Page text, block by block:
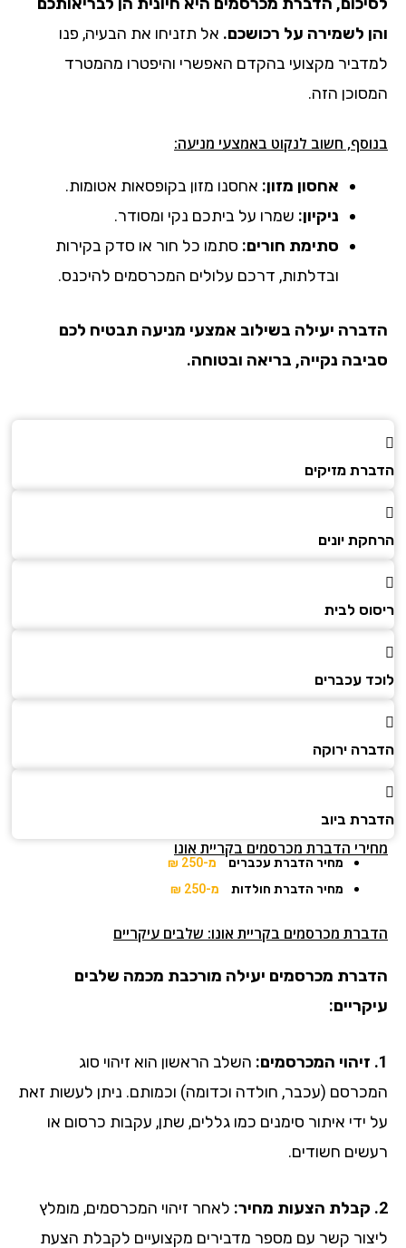
והן לשמירה על רכושכם. אל תזניחו את הבעיה, פנו
למדביר מקצועי בהקדם האפשרי והיפטרו מהמטרד
המסוכן הזה.
בנוסף, חשוב לנקוט באמצעי מניעה:
אחסון מזון: אחסנו מזון בקופסאות אטומות.
ניקיון: שמרו על ביתכם נקי ומסודר.
סתימת חורים: סתמו כל חור או סדק בקירות
ובדלתות, דרכם עלולים המכרסמים להיכנס.
הדברה יעילה בשילוב אמצעי מניעה תבטיח לכם
סביבה נקייה, בריאה ובטוחה.
הדברת מזיקים
הרחקת יונים
ריסוס לבית
לוכד עכברים
הדברה ירוקה
הדברת ביוב
מחירי הדברת מכרסמים בקריית אונו
מחיר הדברת עכברים
מ-250 ₪
מחיר הדברת חולדות
מ-250 ₪
הדברת מכרסמים בקריית אונו: שלבים עיקריים
הדברת מכרסמים יעילה מורכבת מכמה שלבים
עיקריים:
1. זיהוי המכרסמים:
השלב הראשון הוא זיהוי סוג
המכרסם (עכבר, חולדה וכדומה) וכמותם. ניתן לעשות זאת
על ידי איתור סימנים כמו גללים, שתן, עקבות כרסום או
רעשים חשודים.
2. קבלת הצעות מחיר:
לאחר זיהוי המכרסמים, מומלץ
ליצור קשר עם מספר מדבירים מקצועיים לקבלת הצעת